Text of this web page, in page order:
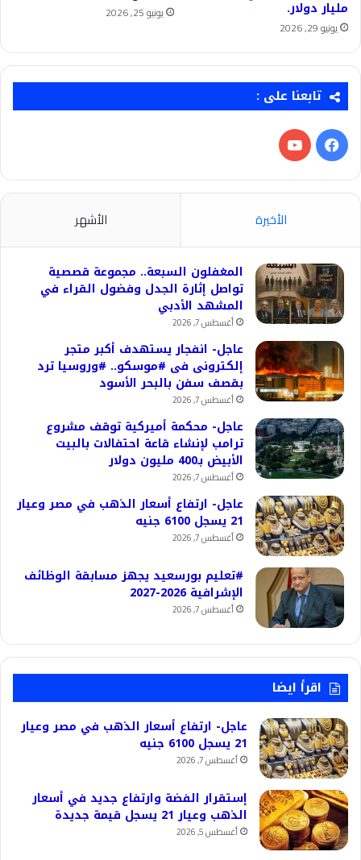
مليار دولار.
يونيو 29, 2026
يونيو 25, 2026
تابعنا على :
فيسبوك‫YouTube
الأخيرة الأشهر
المغفلون السبعة.. مجموعة قصصية
تواصل إثارة الجدل وفضول القراء في
المشهد الأدبي
أغسطس 7, 2026
عاجل- انفجار يستهدف أكبر متجر
إلكترونى فى #موسكو.. #وروسيا ترد
بقصف سفن بالبحر الأسود
أغسطس 7, 2026
عاجل- محكمة أميركية توقف مشروع
ترامب لإنشاء قاعة احتفالات بالبيت
الأبيض بـ400 مليون دولار
أغسطس 7, 2026
عاجل- ارتفاع أسعار الذهب في مصر وعيار
21 يسجل 6100 جنيه
أغسطس 7, 2026
#تعليم بورسعيد يجهز مسابقة الوظائف
الإشرافية 2026-2027
أغسطس 7, 2026
اقرأ ايضا
عاجل- ارتفاع أسعار الذهب في مصر وعيار
21 يسجل 6100 جنيه
أغسطس 7, 2026
إستقرار الفضة وارتفاع جديد في أسعار
الذهب وعيار 21 يسجل قيمة جديدة
أغسطس 5, 2026